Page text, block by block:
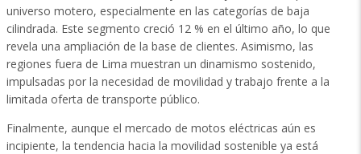
universo motero, especialmente en las categorías de baja
cilindrada. Este segmento creció 12 % en el último año, lo que
revela una ampliación de la base de clientes. Asimismo, las
regiones fuera de Lima muestran un dinamismo sostenido,
impulsadas por la necesidad de movilidad y trabajo frente a la
limitada oferta de transporte público.
Finalmente, aunque el mercado de motos eléctricas aún es
incipiente, la tendencia hacia la movilidad sostenible ya está